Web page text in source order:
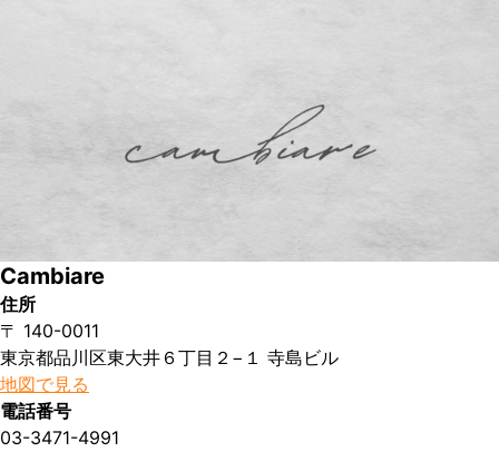
Cambiare
住所
〒 140-0011
東京都品川区東大井６丁目２−１ 寺島ビル
地図で見る
電話番号
03-3471-4991